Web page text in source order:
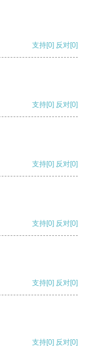
支持[0] 反对[0]
支持[0] 反对[0]
支持[0] 反对[0]
支持[0] 反对[0]
支持[0] 反对[0]
支持[0] 反对[0]